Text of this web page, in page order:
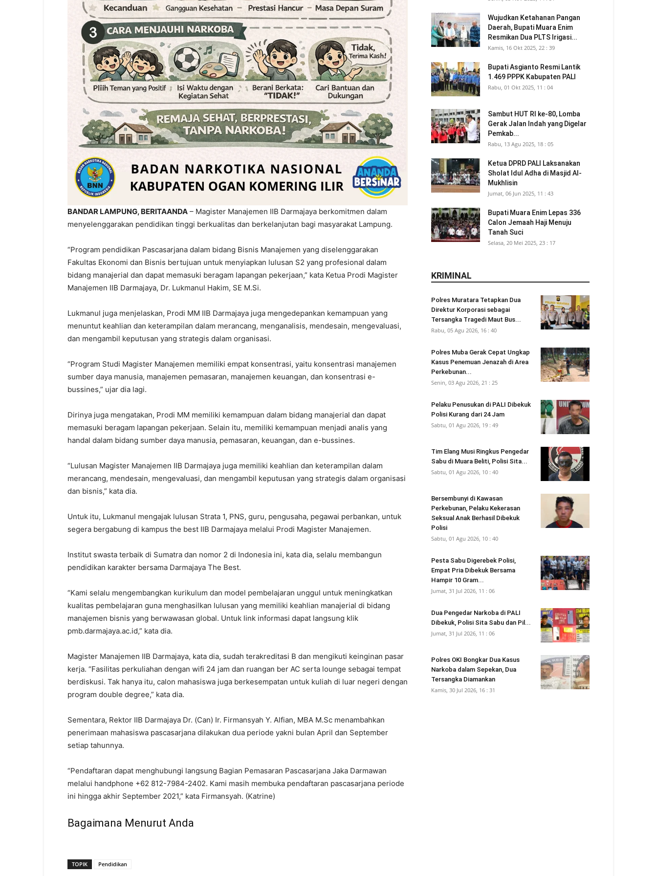
BANDAR LAMPUNG, BERITAANDA – Magister Manajemen IIB Darmajaya berkomitmen dalam
menyelenggarakan pendidikan tinggi berkualitas dan berkelanjutan bagi masyarakat Lampung.
“Program pendidikan Pascasarjana dalam bidang Bisnis Manajemen yang diselenggarakan
Fakultas Ekonomi dan Bisnis bertujuan untuk menyiapkan lulusan S2 yang profesional dalam
bidang manajerial dan dapat memasuki beragam lapangan pekerjaan,” kata Ketua Prodi Magister
Manajemen IIB Darmajaya, Dr. Lukmanul Hakim, SE M.Si.
Lukmanul juga menjelaskan, Prodi MM IIB Darmajaya juga mengedepankan kemampuan yang
menuntut keahlian dan keterampilan dalam merancang, menganalisis, mendesain, mengevaluasi,
dan mengambil keputusan yang strategis dalam organisasi.
“Program Studi Magister Manajemen memiliki empat konsentrasi, yaitu konsentrasi manajemen
sumber daya manusia, manajemen pemasaran, manajemen keuangan, dan konsentrasi e-
bussines,” ujar dia lagi.
Dirinya juga mengatakan, Prodi MM memiliki kemampuan dalam bidang manajerial dan dapat
memasuki beragam lapangan pekerjaan. Selain itu, memiliki kemampuan menjadi analis yang
handal dalam bidang sumber daya manusia, pemasaran, keuangan, dan e-bussines.
“Lulusan Magister Manajemen IIB Darmajaya juga memiliki keahlian dan keterampilan dalam
merancang, mendesain, mengevaluasi, dan mengambil keputusan yang strategis dalam organisasi
dan bisnis,” kata dia.
Untuk itu, Lukmanul mengajak lulusan Strata 1, PNS, guru, pengusaha, pegawai perbankan, untuk
segera bergabung di kampus the best IIB Darmajaya melalui Prodi Magister Manajemen.
Institut swasta terbaik di Sumatra dan nomor 2 di Indonesia ini, kata dia, selalu membangun
pendidikan karakter bersama Darmajaya The Best.
“Kami selalu mengembangkan kurikulum dan model pembelajaran unggul untuk meningkatkan
kualitas pembelajaran guna menghasilkan lulusan yang memiliki keahlian manajerial di bidang
manajemen bisnis yang berwawasan global. Untuk link informasi dapat langsung klik
pmb.darmajaya.ac.id,” kata dia.
Magister Manajemen IIB Darmajaya, kata dia, sudah terakreditasi B dan mengikuti keinginan pasar
kerja. “Fasilitas perkuliahan dengan wifi 24 jam dan ruangan ber AC serta lounge sebagai tempat
berdiskusi. Tak hanya itu, calon mahasiswa juga berkesempatan untuk kuliah di luar negeri dengan
program double degree,” kata dia.
Sementara, Rektor IIB Darmajaya Dr. (Can) Ir. Firmansyah Y. Alfian, MBA M.Sc menambahkan
penerimaan mahasiswa pascasarjana dilakukan dua periode yakni bulan April dan September
setiap tahunnya.
“Pendaftaran dapat menghubungi langsung Bagian Pemasaran Pascasarjana Jaka Darmawan
melalui handphone +62 812-7984-2402. Kami masih membuka pendaftaran pascasarjana periode
ini hingga akhir September 2021,” kata Firmansyah. (Katrine)
Bagaimana Menurut Anda
TOPIK Pendidikan
Wujudkan Ketahanan Pangan
Daerah, Bupati Muara Enim
Resmikan Dua PLTS Irigasi...
Kamis, 16 Okt 2025, 22 : 39
Bupati Asgianto Resmi Lantik
1.469 PPPK Kabupaten PALI
Rabu, 01 Okt 2025, 11 : 04
Sambut HUT RI ke-80, Lomba
Gerak Jalan Indah yang Digelar
Pemkab...
Rabu, 13 Agu 2025, 18 : 05
Ketua DPRD PALI Laksanakan
Sholat Idul Adha di Masjid Al-
Mukhlisin
Jumat, 06 Jun 2025, 11 : 43
Bupati Muara Enim Lepas 336
Calon Jemaah Haji Menuju
Tanah Suci
Selasa, 20 Mei 2025, 23 : 17
KRIMINAL
Polres Muratara Tetapkan Dua
Direktur Korporasi sebagai
Tersangka Tragedi Maut Bus...
Rabu, 05 Agu 2026, 16 : 40
Polres Muba Gerak Cepat Ungkap
Kasus Penemuan Jenazah di Area
Perkebunan...
Senin, 03 Agu 2026, 21 : 25
Pelaku Penusukan di PALI Dibekuk
Polisi Kurang dari 24 Jam
Sabtu, 01 Agu 2026, 19 : 49
Tim Elang Musi Ringkus Pengedar
Sabu di Muara Beliti, Polisi Sita...
Sabtu, 01 Agu 2026, 10 : 40
Bersembunyi di Kawasan
Perkebunan, Pelaku Kekerasan
Seksual Anak Berhasil Dibekuk
Polisi
Sabtu, 01 Agu 2026, 10 : 40
Pesta Sabu Digerebek Polisi,
Empat Pria Dibekuk Bersama
Hampir 10 Gram...
Jumat, 31 Jul 2026, 11 : 06
Dua Pengedar Narkoba di PALI
Dibekuk, Polisi Sita Sabu dan Pil...
Jumat, 31 Jul 2026, 11 : 06
Polres OKI Bongkar Dua Kasus
Narkoba dalam Sepekan, Dua
Tersangka Diamankan
Kamis, 30 Jul 2026, 16 : 31